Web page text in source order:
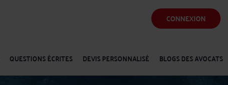
CONNEXION
QUESTIONS ÉCRITES DEVIS PERSONNALISÉ BLOGS DES AVOCATS